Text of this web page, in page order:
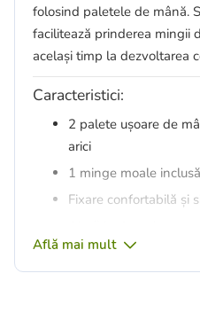
folosind paletele de mână.
facilitează prinderea mingii
același timp la dezvoltarea
Caracteristici:
2 palete ușoare de
arici
1 minge moale inclusă
Fixare confortabilă și
Află mai mult